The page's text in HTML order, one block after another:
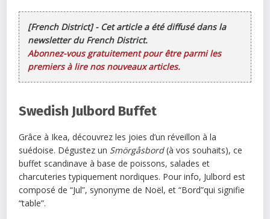
[French District] - Cet article a été diffusé dans la
newsletter du French District.
Abonnez-vous gratuitement pour être parmi les
premiers à lire nos nouveaux articles.
Swedish Julbord Buffet
Grâce à Ikea, découvrez les joies d’un réveillon à la
suédoise. Dégustez un Smörgåsbord(à vos souhaits), ce
buffet scandinave à base de poissons, salades et
charcuteries typiquement nordiques. Pour info, Julbord est
composé de “Jul”, synonyme de Noël, et “Bord”qui signifie
“table”.